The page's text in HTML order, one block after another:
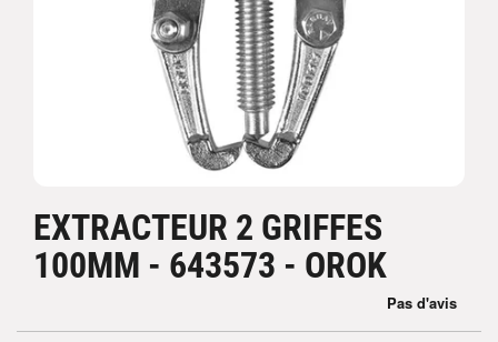
EXTRACTEUR 2 GRIFFES
100MM - 643573 - OROK